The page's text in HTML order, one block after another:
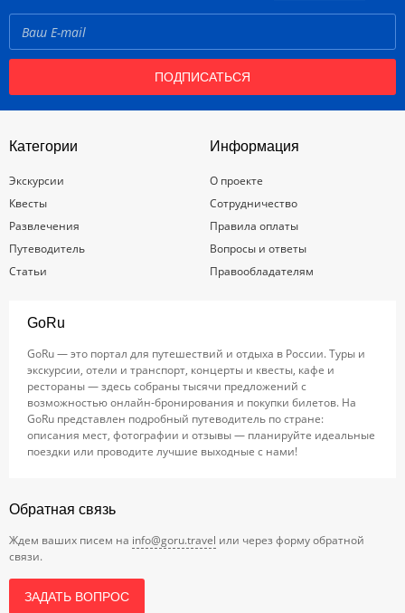
ПОДПИСАТЬСЯ
Категории
Экскурсии
Квесты
Развлечения
Путеводитель
Статьи
Информация
О проекте
Сотрудничество
Правила оплаты
Вопросы и ответы
Правообладателям
GoRu
GoRu — это портал для путешествий и отдыха в России. Туры и
экскурсии, отели и транспорт, концерты и квесты, кафе и
рестораны — здесь собраны тысячи предложений с
возможностью онлайн-бронирования и покупки билетов. На
GoRu представлен подробный путеводитель по стране:
описания мест, фотографии и отзывы — планируйте идеальные
поездки или проводите лучшие выходные с нами!
Обратная связь
Ждем ваших писем на info@goru.travel или через форму обратной
связи.
ЗАДАТЬ ВОПРОС